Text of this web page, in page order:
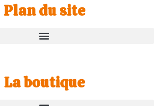
Plan du site
La boutique